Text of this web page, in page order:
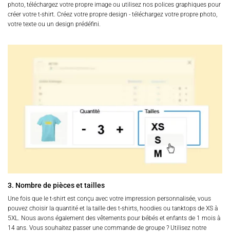
photo, téléchargez votre propre image ou utilisez nos polices graphiques pour
créer votre t-shirt. Créez votre propre design - téléchargez votre propre photo,
votre texte ou un design prédéfini.
3. Nombre de pièces et tailles
Une fois que le t-shirt est conçu avec votre impression personnalisée, vous
pouvez choisir la quantité et la taille des t-shirts, hoodies ou tanktops de XS à
5XL. Nous avons également des vêtements pour bébés et enfants de 1 mois à
14 ans. Vous souhaitez passer une commande de groupe ? Utilisez notre